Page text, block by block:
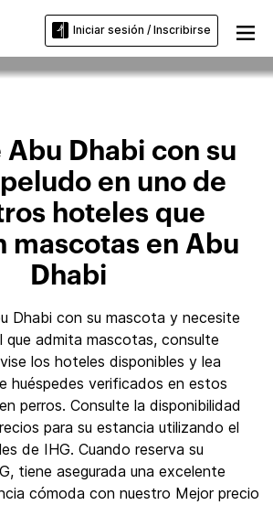
Iniciar sesión / Inscribirse
admiten mascotas en
Abu Dhabi con su
en uno de
hoteles que
mascotas en Abu
Dhabi
Dhabi con su mascota y necesite
que admita mascotas, consulte
los hoteles disponibles y lea
huéspedes verificados en estos
perros. Consulte la disponibilidad
para su estancia utilizando el
de IHG. Cuando reserva su
tiene asegurada una excelente
cómoda con nuestro Mejor precio